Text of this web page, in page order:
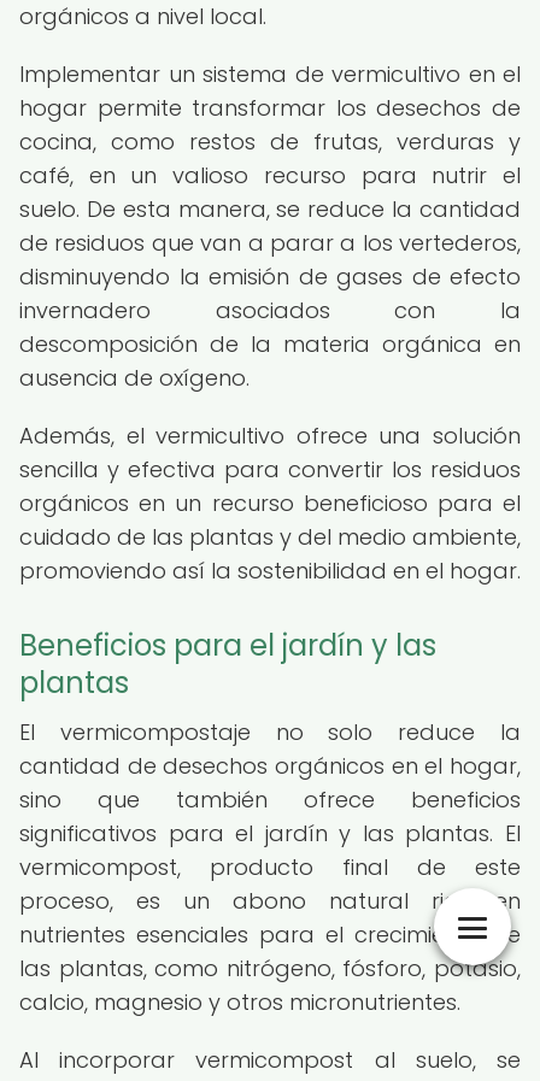
orgánicos a nivel local.
Implementar un sistema de vermicultivo en el
hogar permite transformar los desechos de
cocina, como restos de frutas, verduras y
café, en un valioso recurso para nutrir el
suelo. De esta manera, se reduce la cantidad
de residuos que van a parar a los vertederos,
disminuyendo la emisión de gases de efecto
invernadero asociados con la
descomposición de la materia orgánica en
ausencia de oxígeno.
Además, el vermicultivo ofrece una solución
sencilla y efectiva para convertir los residuos
orgánicos en un recurso beneficioso para el
cuidado de las plantas y del medio ambiente,
promoviendo así la sostenibilidad en el hogar.
Beneficios para el jardín y las
plantas
El vermicompostaje no solo reduce la
cantidad de desechos orgánicos en el hogar,
sino que también ofrece beneficios
significativos para el jardín y las plantas. El
vermicompost, producto final de este
proceso, es un abono natural rico en
nutrientes esenciales para el crecimiento de
las plantas, como nitrógeno, fósforo, potasio,
calcio, magnesio y otros micronutrientes.
Al incorporar vermicompost al suelo, se